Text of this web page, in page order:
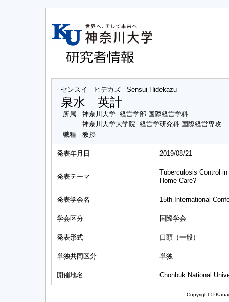
センスイ ヒデカズ Sensui Hidekazu
泉水 英計
所属
神奈川大学 経営学部 国際経営学科
神奈川大学大学院 経営学研究科 国際経営専攻
職種
教授
発表年月日 2019/08/21
発表テーマ
Tuberculosis Control
Home Care?
発表学会名 15th International
学会区分 国際学会
発表形式 口頭（一般）
単独共同区分 単独
開催地名 Chonbuk National
Copyright ©